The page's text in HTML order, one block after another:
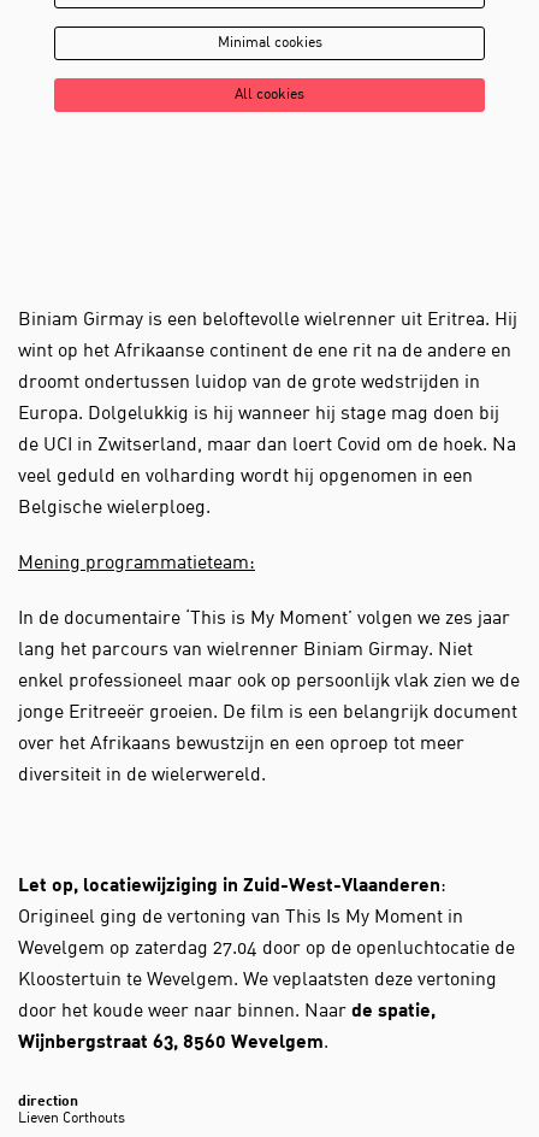
Minimal cookies
All cookies
Biniam Girmay is een beloftevolle wielrenner uit Eritrea. Hij
wint op het Afrikaanse continent de ene rit na de andere en
droomt ondertussen luidop van de grote wedstrijden in
Europa. Dolgelukkig is hij wanneer hij stage mag doen bij
de UCI in Zwitserland, maar dan loert Covid om de hoek. Na
veel geduld en volharding wordt hij opgenomen in een
Belgische wielerploeg.
Mening programmatieteam:
In de documentaire ‘This is My Moment’ volgen we zes jaar
lang het parcours van wielrenner Biniam Girmay. Niet
enkel professioneel maar ook op persoonlijk vlak zien we de
jonge Eritreeër groeien. De film is een belangrijk document
over het Afrikaans bewustzijn en een oproep tot meer
diversiteit in de wielerwereld.
Let op, locatiewijziging in Zuid-West-Vlaanderen:
Origineel ging de vertoning van This Is My Moment in
Wevelgem op zaterdag 27.04 door op de openluchtocatie de
Kloostertuin te Wevelgem. We veplaatsten deze vertoning
door het koude weer naar binnen. Naar de spatie,
Wijnbergstraat 63, 8560 Wevelgem.
direction
Lieven Corthouts